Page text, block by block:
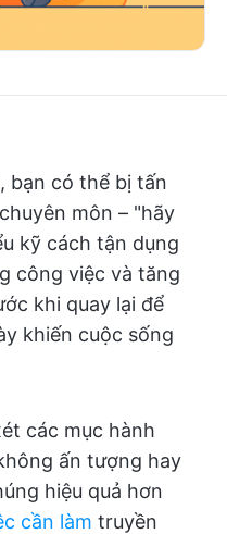
bạn có thể bị tấn
môn – "hãy
kỹ cách tận dụng
công việc và tăng
khi quay lại để
khiến cuộc sống
các mục hành
ấn tượng hay
hiệu quả hơn
cần làm truyền